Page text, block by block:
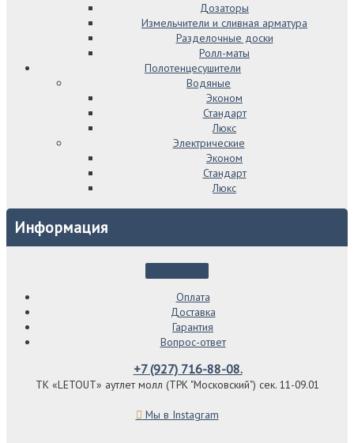
Дозаторы
Измельчители и сливная арматура
Разделочные доски
Ролл-маты
Полотенцесушители
Водяные
Эконом
Стандарт
Люкс
Электрические
Эконом
Стандарт
Люкс
Информация
Оплата
Доставка
Гарантия
Вопрос-ответ
+7 (927) 716-88-08.
ТК «LETOUT» аутлет молл (ТРК "Московский") сек. 11-09.01
Мы в Instagram